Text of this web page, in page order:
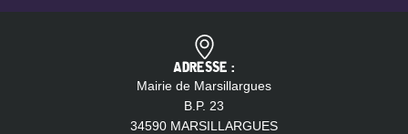
ADRESSE :
Mairie de Marsillargues
B.P. 23
34590 MARSILLARGUES